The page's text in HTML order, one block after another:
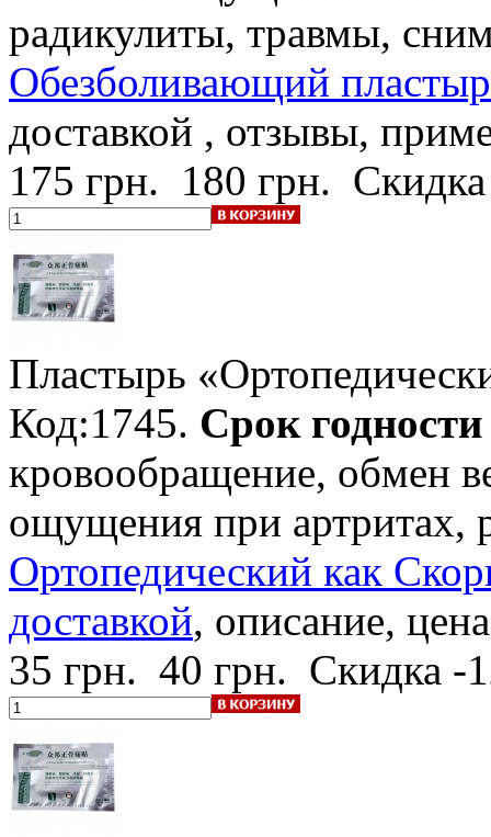
радикулиты, травмы,
Обезболивающий
доставкой , отзывы,
175 грн. 180 грн.
Пластырь
Код:1745. Срок
кровообращение, обмен
ощущения при артритах,
Ортопедический как
доставкой, описание,
35 грн. 40 грн. Скидка -